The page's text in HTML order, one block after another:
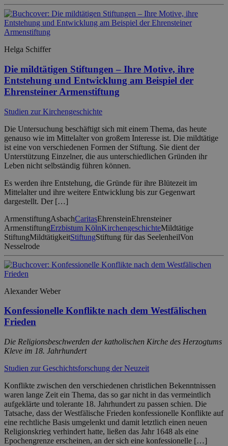
Helga Schiffer
Die mildtätigen Stiftungen – Ihre Motive, ihre
Entstehung und Entwicklung am Beispiel der
Ehrensteiner Armenstiftung
Studien zur Kirchengeschichte
Die Untersuchung beschäftigt sich mit einem Thema, das heute
genauso wie im Mittelalter von großem Interesse ist. Die mildtätige
ist eine von verschiedenen Formen der Stiftung. Sie dient der
Unterstützung Einzelner, die aus unterschiedlichen Gründen ihr
Leben nicht selbständig führen können.
Es werden ihre Entstehung, die Gründe für ihre Blütezeit im
Mittelalter und ihre weitere Entwicklung bis zur Gegenwart
dargestellt. Der […]
ArmenstiftungAsbachCaritasEhrensteinEhrensteiner
ArmenstiftungErzbistum KölnKirchengeschichteMildtätige
StiftungMildtätigkeitStiftungStiftung für das SeelenheilVon
Nesselrode
Alexander Weber
Konfessionelle Konflikte nach dem Westfälischen
Frieden
Die Religionsbeschwerden der katholischen Kirche des Herzogtums
Kleve im 18. Jahrhundert
Studien zur Geschichtsforschung der Neuzeit
Konflikte zwischen den verschiedenen christlichen Bekenntnissen
waren lange Zeit ein Thema, das so gar nicht in das vermeintlich
aufgeklärte und tolerante 18. Jahrhundert zu passen schien. Die
Tatsache, dass der Westfälische Frieden konfessionelle Konflikte auf
eine rechtliche Basis umgelenkt und damit letztlich einen neuen
Religionskrieg verhindert hatte, ließen das Jahr 1648 als eine
Epochengrenze erscheinen, an der sich eine konfessionelle […]